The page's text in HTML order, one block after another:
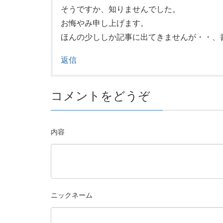
そうですか、知りませんでした。
お悔やみ申し上げます。
ほんの少ししか記事に出てきませんが・・、
返信
コメントをどうぞ